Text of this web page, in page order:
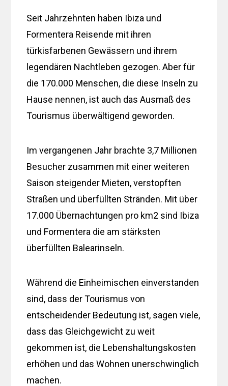
Seit Jahrzehnten haben Ibiza und
Formentera Reisende mit ihren
türkisfarbenen Gewässern und ihrem
legendären Nachtleben gezogen. Aber für
die 170.000 Menschen, die diese Inseln zu
Hause nennen, ist auch das Ausmaß des
Tourismus überwältigend geworden.
Im vergangenen Jahr brachte 3,7 Millionen
Besucher zusammen mit einer weiteren
Saison steigender Mieten, verstopften
Straßen und überfüllten Stränden. Mit über
17.000 Übernachtungen pro km2 sind Ibiza
und Formentera die am stärksten
überfüllten Balearinseln.
Während die Einheimischen einverstanden
sind, dass der Tourismus von
entscheidender Bedeutung ist, sagen viele,
dass das Gleichgewicht zu weit
gekommen ist, die Lebenshaltungskosten
erhöhen und das Wohnen unerschwinglich
machen.